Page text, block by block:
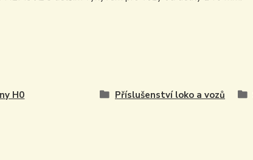
H0 Příslušenství loko a vozů